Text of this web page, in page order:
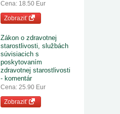
Cena: 18.50 Eur
Zobraziť
Zákon o zdravotnej
starostlivosti, službách
súvisiacich s
poskytovaním
zdravotnej starostlivosti
- komentár
Cena: 25.90 Eur
Zobraziť